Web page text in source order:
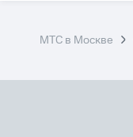
МТС в Москве